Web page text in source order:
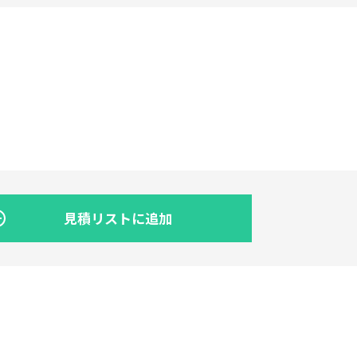
見積リストに追加